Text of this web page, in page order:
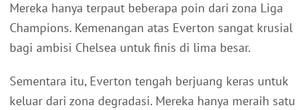
Mereka hanya terpaut beberapa poin dari zona Liga
Champions. Kemenangan atas Everton sangat krusial
bagi ambisi Chelsea untuk finis di lima besar.
Sementara itu, Everton tengah berjuang keras untuk
keluar dari zona degradasi. Mereka hanya meraih satu